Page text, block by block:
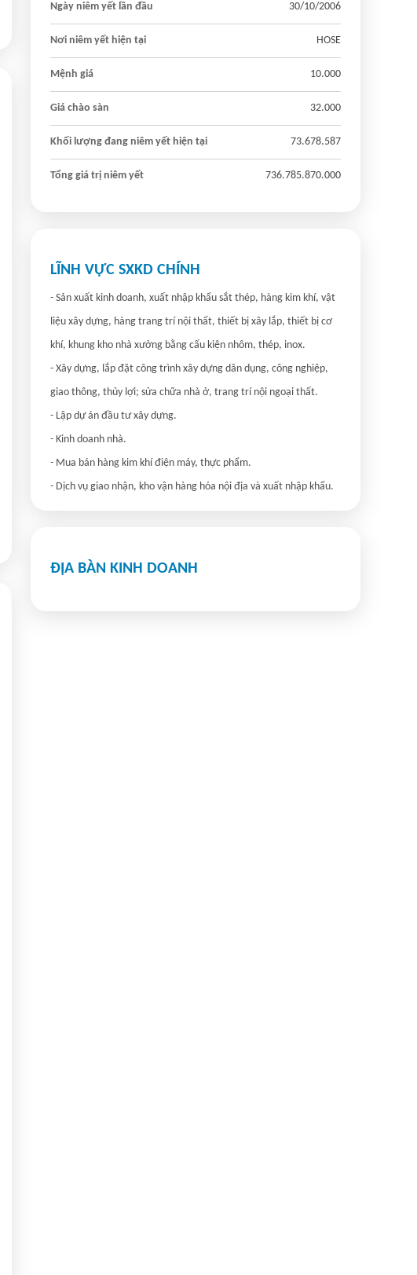
Ngày niêm yết lần đầu 30/10/2006
Nơi niêm yết hiện tại HOSE
Mệnh giá 10.000
Giá chào sàn 32.000
Khối lượng đang niêm yết hiện tại 73.678.587
Tổng giá trị niêm yết 736.785.870.000
LĨNH VỰC SXKD CHÍNH
- Sản xuất kinh doanh, xuất nhập khẩu sắt thép, hàng kim khí, vật
liệu xây dựng, hàng trang trí nội thất, thiết bị xây lắp, thiết bị cơ
khí, khung kho nhà xưởng bằng cấu kiện nhôm, thép, inox.
- Xây dựng, lắp đặt công trình xây dựng dân dụng, công nghiệp,
giao thông, thủy lợi; sửa chữa nhà ở, trang trí nội ngoại thất.
- Lập dự án đầu tư xây dựng.
- Kinh doanh nhà.
- Mua bán hàng kim khí điện máy, thực phẩm.
- Dịch vụ giao nhận, kho vận hàng hóa nội địa và xuất nhập khẩu.
ĐỊA BÀN KINH DOANH